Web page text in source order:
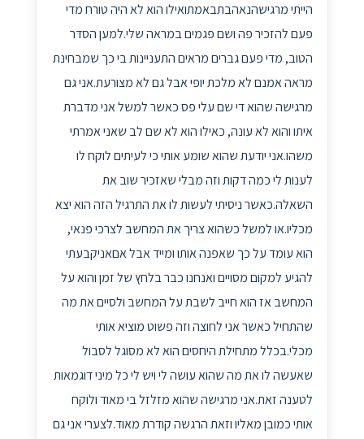
הייתי מרגישהנאהבתבאמתואילו הוא לא היה טורח מדי
פעם להזכיר פה ושם פגמים במראה שלי.למען הסדר
הטוב, מדי פעם גברים מראים התעניינות בי כך שמבחינת
מראה אמנם לא מלכת יופי אבל גם לא מצורעת.אני גם
מרגישה שהוא די שם עלי פס כאשר למשל אני מדברת
איתו והוא לא עונה, כאילו הוא לא שם לב שאני אמרתי
משהו.אני יודעת שהוא שומע אותי כי לעיתים לוקח לו
לענות לי כמה דקות וזה מבלי שאזכיר שוב את
השאלה.כאשר ניסיתי לעשות לו את התרגיל הזה הוא יצא
מכליו.או למשל כשהוא צריך את המחשב לצרכי פנאי,
הוא עומד על כך שאפנה אותו ומייד אבל אםאניקבעתי
להגיע למקום מסויים ואנחנו כבר בלחץ של זמן והוא על
המחשב אז הוא חייב לשבת על המחשב ולסיים את מה
שהתחיל כאשר אני לחוצה וזה פשוט מוציא אותי
מכלי.בכלל מתחילת היחסים הוא לא מסוגל לסבול
שאעשה לו את מה שהוא עושה לי ויש לי כל מיני דוגמאות
לטענה זאת.אני מרגישה שהוא מזלזל בי מאוד ולוקח
אותי כמובן מאליו וזאת הרגשה קודרת מאוד.לצערי אני גם